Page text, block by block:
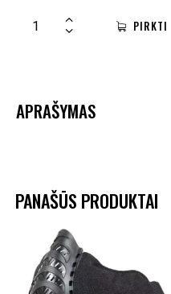
PIRKTI
APRAŠYMAS
PANAŠŪS PRODUKTAI